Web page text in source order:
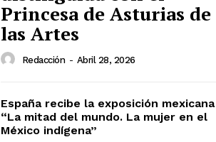
Princesa de Asturias de
las Artes
Redacción - Abril 28, 2026
España recibe la exposición mexicana
“La mitad del mundo. La mujer en el
México indígena”